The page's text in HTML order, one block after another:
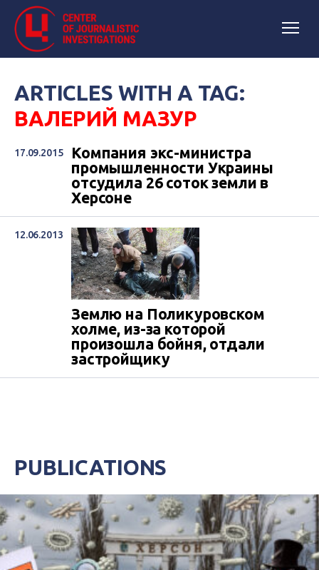
ARTICLES WITH A TAG:
ВАЛЕРИЙ МАЗУР
17.09.2015
Компания экс-министра
промышленности Украины
отсудила 26 соток земли в
Херсоне
12.06.2013
Землю на Поликуровском
холме, из-за которой
произошла бойня, отдали
застройщику
PUBLICATIONS